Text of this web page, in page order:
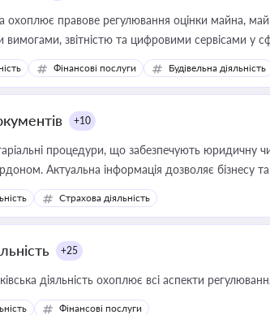
охоплює правове регулювання оцінки майна,
вимогами, звітністю та цифровими сервісами у
сфері корисне для власника бізнесу, керівника,
державного майна, корпоративних угод і
Фінансові послуги Будівельна діяльність
+10
процедури, що забезпечують юридичну
Актуальна інформація дозволяє
та забезпечувати їх належне прийняття
Страхова діяльність
+25
діяльність охоплює всі аспекти
Фінансові послуги